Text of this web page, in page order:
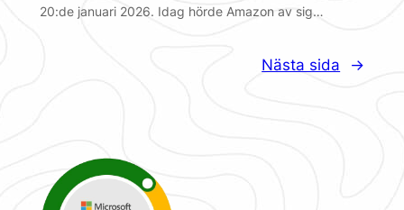
20:de januari 2026. Idag hörde Amazon av sig…
Nästa sida →